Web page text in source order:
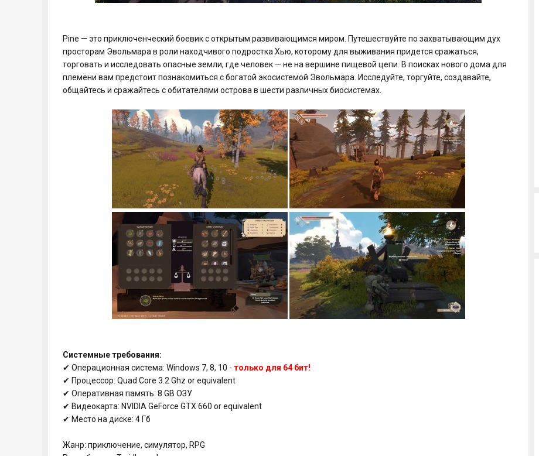
Pine — это приключенческий боевик с открытым развивающимся миром. Путешествуйте по захватывающим дух
просторам Эвольмара в роли находчивого подростка Хью, которому для выживания придется сражаться,
торговать и исследовать опасные земли, где человек — не на вершине пищевой цепи. В поисках нового дома для
племени вам предстоит познакомиться с богатой экосистемой Эвольмара. Исследуйте, торгуйте, создавайте,
общайтесь и сражайтесь с обитателями острова в шести различных биосистемах.
Системные требования:
✔ Операционная система: Windows 7, 8, 10 - только для 64 бит!
✔ Процессор: Quad Core 3.2 Ghz or equivalent
✔ Оперативная память: 8 GB ОЗУ
✔ Видеокарта: NVIDIA GeForce GTX 660 or equivalent
✔ Место на диске: 4 Гб
Жанр: приключение, симулятор, RPG